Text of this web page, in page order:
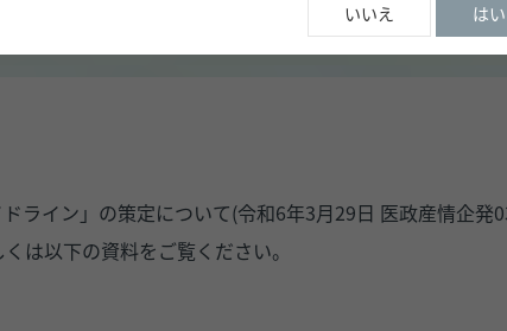
ライン」の策定について(令和6年3月29日 医政産情企
は以下の資料をご覧ください。
いいえ はい